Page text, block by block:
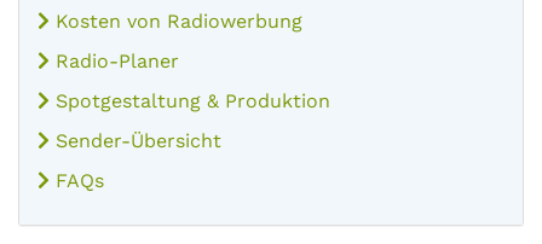
Kosten von Radiowerbung
Radio-Planer
Spotgestaltung & Produktion
Sender-Übersicht
FAQs